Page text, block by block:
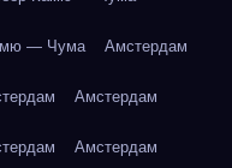
— Чума Амстердам
Амстердам
Амстердам